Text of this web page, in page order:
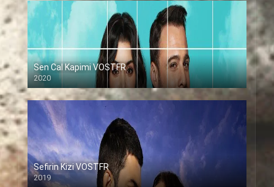
Sen Cal Kapimi VOSTFR
2020
Sefirin Kizi VOSTFR
2019